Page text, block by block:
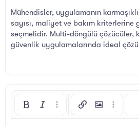
Mühendisler, uygulamanın
sayısı, maliyet ve bakım
seçmelidir. Multi-döngülü çözücüler,
güvenlik uygulamalarında ideal
Kalın Yatık Daha fazla seçenek…
Bağlantı ekle
Resim ekle
Daha